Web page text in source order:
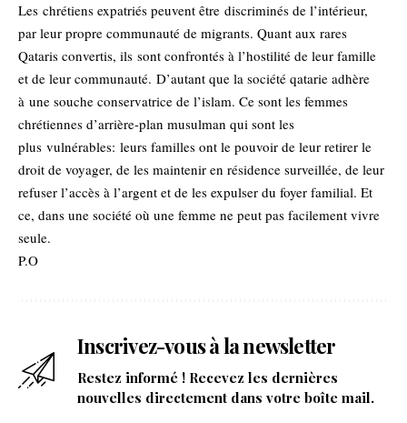
Les chrétiens expatriés peuvent être discriminés de l’intérieur,
par leur propre communauté de migrants. Quant aux rares
Qataris convertis, ils sont confrontés à l’hostilité de leur famille
et de leur communauté. D’autant que la société qatarie adhère
à une souche conservatrice de l’islam. Ce sont les femmes
chrétiennes d’arrière-plan musulman qui sont les
plus vulnérables: leurs familles ont le pouvoir de leur retirer le
droit de voyager, de les maintenir en résidence surveillée, de leur
refuser l’accès à l’argent et de les expulser du foyer familial. Et
ce, dans une société où une femme ne peut pas facilement vivre
seule.
P.O
Inscrivez-vous à la newsletter
Restez informé ! Recevez les dernières
nouvelles directement dans votre boîte mail.